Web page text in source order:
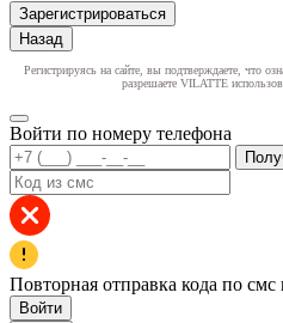
Зарегистрироваться
Назад
Регистрируясь на сайте, вы подтверждаете, что
разрешаете VILATTE
Войти по номеру телефона
Повторная отправка кода по смс
Войти